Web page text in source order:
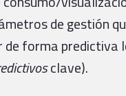
de gestión
forma predictiva
clave).